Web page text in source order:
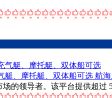
艇、摩托艇、双体船可选 航
的领导者。该平台提供超